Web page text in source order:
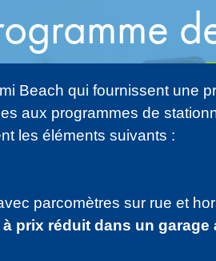
Beach qui fournissent une
aux programmes de
les éléments suivants :
parcomètres sur rue et
prix réduit dans un garage